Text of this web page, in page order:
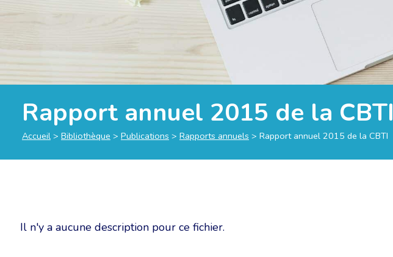
Rapport annuel 2015 de la CBTI
Accueil > Bibliothèque > Publications > Rapports annuels > Rapport annuel 2015 de la CBTI
Il n'y a aucune description pour ce fichier.